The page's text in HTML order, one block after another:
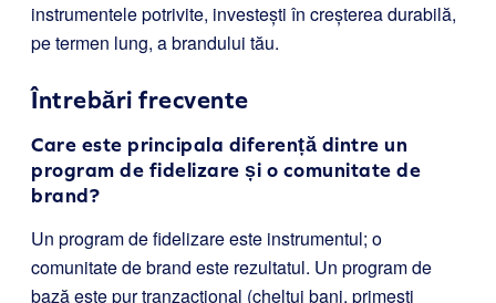
instrumentele potrivite, investești în creșterea durabilă,
pe termen lung, a brandului tău.
Întrebări frecvente
Care este principala diferență dintre un
program de fidelizare și o comunitate de
brand?
Un program de fidelizare este instrumentul; o
comunitate de brand este rezultatul. Un program de
bază este pur tranzacțional (cheltui bani, primești